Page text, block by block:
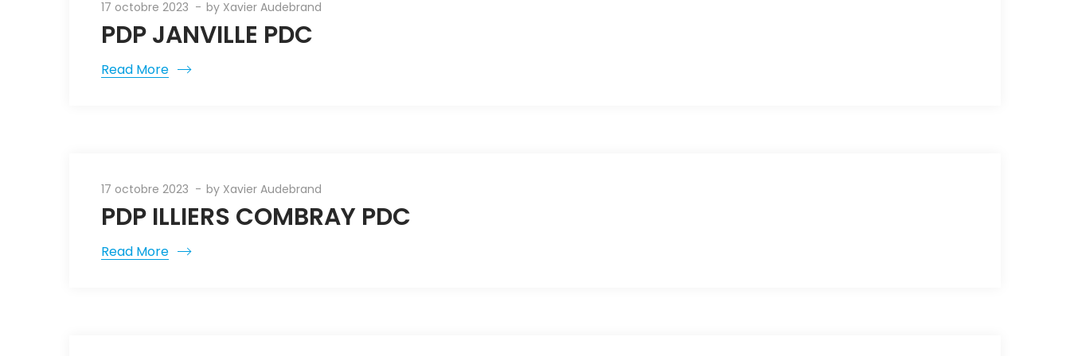
17 octobre 2023 by Xavier Audebrand
PDP JANVILLE PDC
Read More
17 octobre 2023 by Xavier Audebrand
PDP ILLIERS COMBRAY PDC
Read More